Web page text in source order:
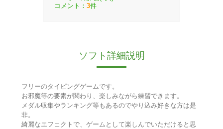
コメント： 3件
ソフト詳細説明
フリーのタイピングゲームです。
お邪魔等の要素が関わり、楽しみながら練習できます。
メダル収集やランキング等もあるのでやり込み好きな方は是
非。
綺麗なエフェクトで、ゲームとして楽しんでいただけると思